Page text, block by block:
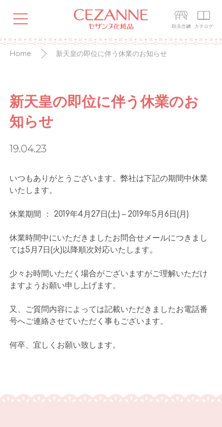
Home 新天皇の即位に伴う休業のお知らせ
新天皇の即位に伴う休業のお
知らせ
19.04.23
いつもありがとうございます。弊社は下記の期間中休業
いたします。
休業期間 ： 2019年4月27日(土) – 2019年5月6日(月)
休業時間中にいただきましたお問合せメールにつきまし
ては5月7日(火)以降順次対応いたします。
少々お時間いただく場合がございますがご理解いただけ
ますようお願い申し上げます。
又、ご質問内容によっては記載いただきましたお電話番
号へご連絡させていただく事もございます。
何卒、宜しくお願い致します。